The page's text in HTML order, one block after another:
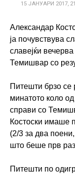
15 ЈАНУАРИ 2017,
Александар
ја почувствува
славејќи
Темишвар со
Питешти брзо се
минатото коло
справи со
Костоски имаше
(2/3 за два
што беше прв
Питешти по